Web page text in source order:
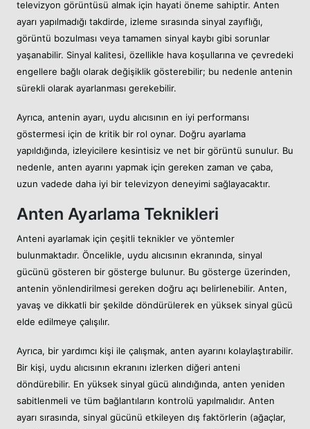
televizyon görüntüsü almak için hayati öneme sahiptir. Anten
ayarı yapılmadığı takdirde, izleme sırasında sinyal zayıflığı,
görüntü bozulması veya tamamen sinyal kaybı gibi sorunlar
yaşanabilir. Sinyal kalitesi, özellikle hava koşullarına ve çevredeki
engellere bağlı olarak değişiklik gösterebilir; bu nedenle antenin
sürekli olarak ayarlanması gerekebilir.
Ayrıca, antenin ayarı, uydu alıcısının en iyi performansı
göstermesi için de kritik bir rol oynar. Doğru ayarlama
yapıldığında, izleyicilere kesintisiz ve net bir görüntü sunulur. Bu
nedenle, anten ayarını yapmak için gereken zaman ve çaba,
uzun vadede daha iyi bir televizyon deneyimi sağlayacaktır.
Anten Ayarlama Teknikleri
Anteni ayarlamak için çeşitli teknikler ve yöntemler
bulunmaktadır. Öncelikle, uydu alıcısının ekranında, sinyal
gücünü gösteren bir gösterge bulunur. Bu gösterge üzerinden,
antenin yönlendirilmesi gereken doğru açı belirlenebilir. Anten,
yavaş ve dikkatli bir şekilde döndürülerek en yüksek sinyal gücü
elde edilmeye çalışılır.
Ayrıca, bir yardımcı kişi ile çalışmak, anten ayarını kolaylaştırabilir.
Bir kişi, uydu alıcısının ekranını izlerken diğeri anteni
döndürebilir. En yüksek sinyal gücü alındığında, anten yeniden
sabitlenmeli ve tüm bağlantıların kontrolü yapılmalıdır. Anten
ayarı sırasında, sinyal gücünü etkileyen dış faktörlerin (ağaçlar,